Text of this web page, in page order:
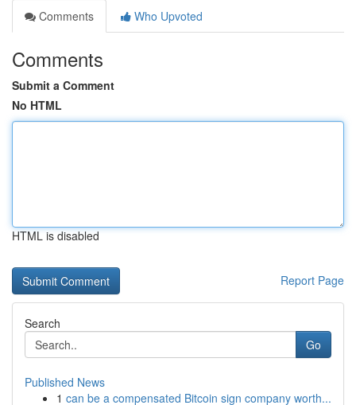
Comments
Who Upvoted
Comments
Submit a Comment
No HTML
HTML is disabled
Report Page
Search
Go
Published News
1 can be a compensated Bitcoin sign company worth...